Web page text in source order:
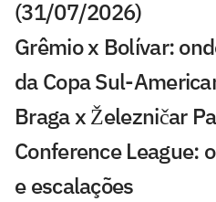
(31/07/2026)
Grêmio x Bolívar:
da Copa Sul-
Braga x Železničar
Conference League:
e escalações